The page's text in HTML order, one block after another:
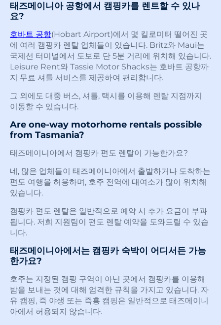
태즈메이니아 공항에서 캠핑카를 렌트할 수 있나
요?
호바트 공항(Hobart Airport)에서 몇 킬로미터 떨어진 곳
에 여러 캠핑카 렌탈 업체들이 있습니다. Britz와 Maui는
국제선 터미널에서 도보로 단 5분 거리에 위치해 있습니다.
Leisure Rent와 Tassie Motor Shacks는 호바트 공항까
지 무료 셔틀 서비스를 제공하여 편리합니다.
그 외에도 대중 버스, 셔틀, 택시를 이용해 렌탈 지점까지
이동할 수 있습니다.
Are one-way motorhome rentals possible
from Tasmania?
태즈메이니아에서 캠핑카 편도 렌탈이 가능한가요?
네, 많은 업체들이 태즈메이니아에서 출발하거나 도착하는
편도 여행을 허용하며, 호주 전역에 대여소가 많이 위치해
있습니다.
캠핑카 편도 렌탈은 일반적으로 예약 시 추가 요금이 부과
됩니다. 저희 지원팀이 편도 렌탈 예약을 도와드릴 수 있습
니다.
태즈메이니아에서는 캠핑카 숙박이 어디서든 가능
한가요?
호주는 지정된 캠핑 구역이 아닌 곳에서 캠핑카를 이용해
밤을 보내는 것에 대해 엄격한 규칙을 가지고 있습니다. 자
유 캠핑, 즉 야생 또는 즉흥 캠핑은 일반적으로 태즈메이니
아에서 허용되지 않습니다.